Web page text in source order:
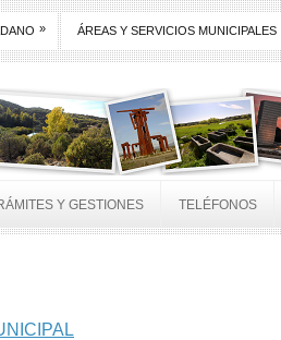
» ÁREAS Y SERVICIOS MUNICIPALES
Y GESTIONES TELÉFONOS